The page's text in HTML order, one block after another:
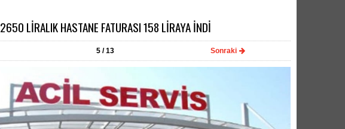
2650 LİRALIK HASTANE FATURASI 158 LİRAYA İNDİ
5/ 13 Sonraki